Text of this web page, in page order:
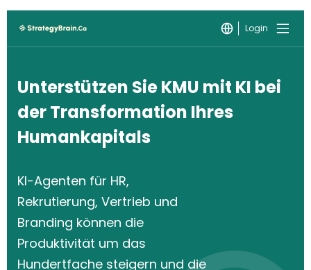
Login
Unterstützen Sie KMU mit KI bei
der Transformation Ihres
Humankapitals
KI-Agenten für HR,
Rekrutierung, Vertrieb und
Branding können die
Produktivität um das
Hundertfache steigern und die